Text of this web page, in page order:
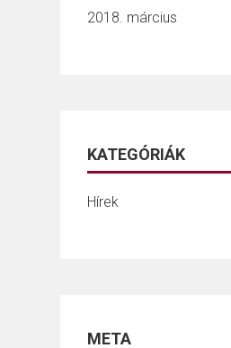
2018. március
KATEGÓRIÁK
Hírek
META